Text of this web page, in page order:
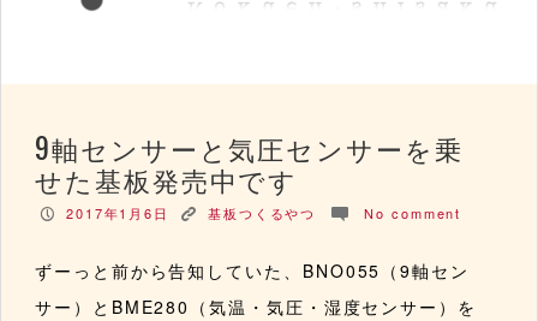
9軸センサーと気圧センサーを乗
せた基板発売中です
P 2017年1月6日 K 基板つくるやつ c No comment
ずーっと前から告知していた、BNO055（9軸セン
サー）とBME280（気温・気圧・湿度センサー）を